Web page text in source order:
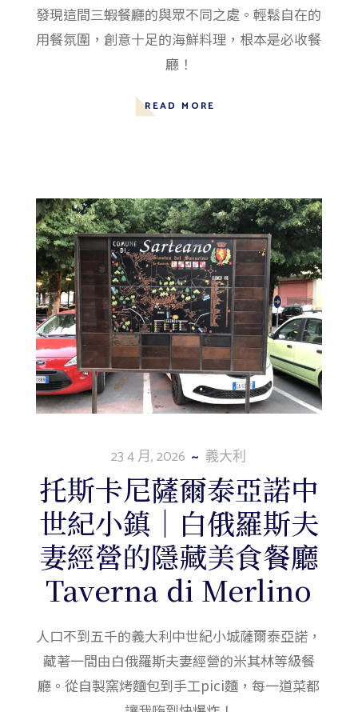
發現這間三蝦餐廳的與眾不同之處。輕鬆自在的
用餐氛圍，創意十足的海鮮料理，根本是必收餐
廳！
READ MORE
23 4 月, 2026 義大利
托斯卡尼薩爾泰亞諾中
世紀小鎮｜白俄羅斯夫
妻經營的隱藏美食餐廳
Taverna di Merlino
人口不到五千的義大利中世紀小城薩爾泰亞諾，
藏著一間由白俄羅斯夫妻經營的米其林等級餐
廳。從自製窯烤麵包到手工pici麵，每一道菜都